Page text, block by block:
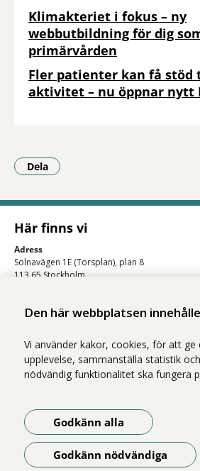
Den här webbplatsen
Vi använder kakor, cookies, för att
upplevelse, sammanställa statistik
nödvändig funktionalitet ska fungera
Godkänn alla
Godkänn nödvändiga
Klimakteriet i fokus – ny
webbutbildning för dig
primärvården
Fler patienter kan få stöd
aktivitet – nu öppnar nytt
Dela
- Klicka för att öppna
Här finns vi
Adress
Solnavägen 1E (Torsplan), plan 8
113 65 Stockholm
Vi ingår i Stockholms läns sjukvårdsområde
sjukvård i Region Stockholms regi.
Om webbplatsen